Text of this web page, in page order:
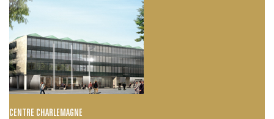
CENTRE CHARLEMAGNE